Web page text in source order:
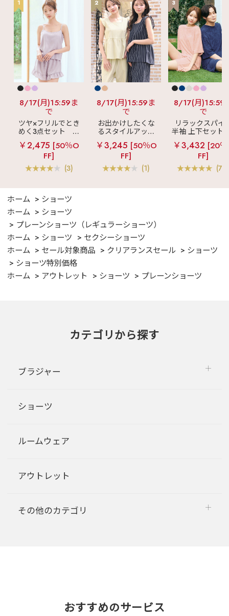
1
8/17(月)15:59ま
で
ツヤ×フリルでとき
めく3点セット
シ
ルキー ショートパ
ンツ 3点セット
￥2,475 [50％O
FF]
(3)
2
8/17(月)15:59ま
で
お出かけしたくな
るスタイルアップ
見え
ストライプ
フリル ロングパン
ツ 綿混 上下セット
￥3,245 [50％O
FF]
(1)
3
8/17(月)15:59
で
リラックスパイ
半袖 上下セット
女兼用サイズ)
￥3,432 [20
FF]
ホーム
ショーツ
ホーム
ショーツ
プレーンショーツ（レギュラーショーツ）
ホーム
ショーツ
セクシーショーツ
ホーム
セール対象商品 クリアランスセール
ショーツ
ショーツ特別価格
ホーム
アウトレット ショーツ プレーンショーツ
カテゴリから探す
ブラジャー
ショーツ
ルームウェア
アウトレット
その他のカテゴリ
おすすめのサービス